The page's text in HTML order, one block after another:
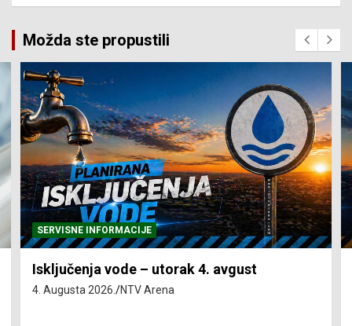
Možda ste propustili
SERVISNE INFORMACIJE
Isključenja vode – utorak 4. avgust
4. Augusta 2026. NTV Arena